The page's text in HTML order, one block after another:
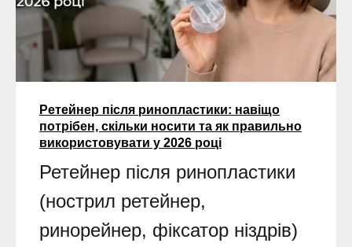
Ретейнер після ринопластики: навіщо
потрібен, скільки носити та як правильно
використовувати у 2026 році
Ретейнер після ринопластики
(нострил ретейнер,
ринорейнер, фіксатор ніздрів)